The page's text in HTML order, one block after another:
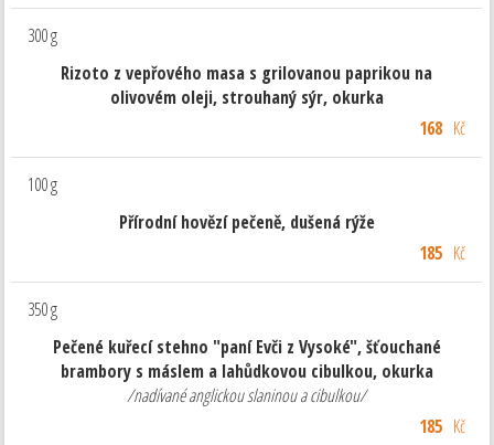
300 g
Rizoto z vepřového masa s grilovanou paprikou na
olivovém oleji, strouhaný sýr, okurka
168 Kč
100 g
Přírodní hovězí pečeně, dušená rýže
185 Kč
350 g
Pečené kuřecí stehno "paní Evči z Vysoké", šťouchané
brambory s máslem a lahůdkovou cibulkou, okurka
/nadívané anglickou slaninou a cibulkou/
185 Kč